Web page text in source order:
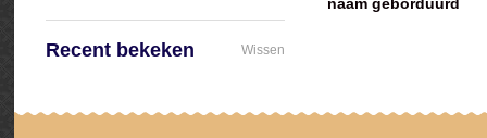
Recent bekeken Wissen